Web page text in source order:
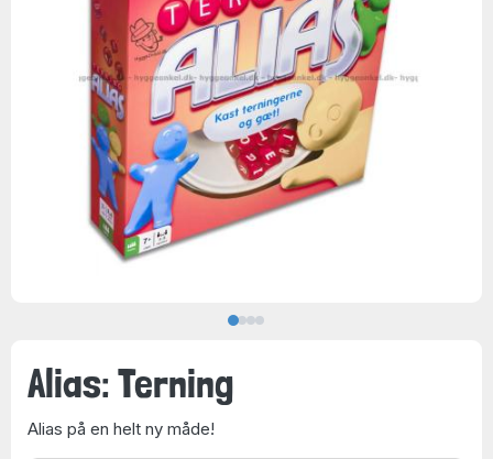
Alias: Terning
Alias på en helt ny måde!